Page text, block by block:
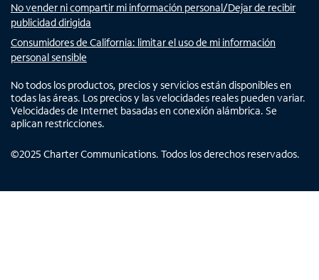
No vender ni compartir mi información personal/Dejar de recibir
publicidad dirigida
Consumidores de California: limitar el uso de mi información
personal sensible
No todos los productos, precios y servicios están disponibles en
todas las áreas. Los precios y las velocidades reales pueden variar.
Velocidades de Internet basadas en conexión alámbrica. Se
aplican restricciones.
©2025 Charter Communications. Todos los derechos reservados.